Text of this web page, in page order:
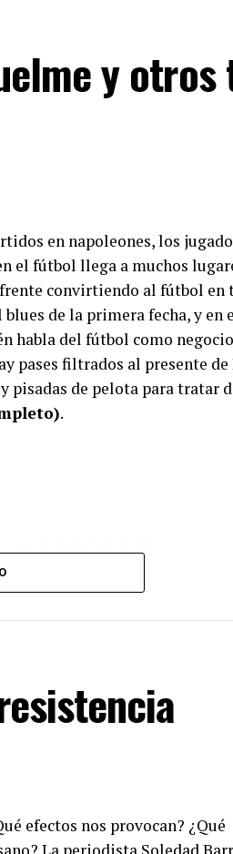
y otros
en napoleones, los
el fútbol llega a muchos
convirtiendo al fútbol en
de la primera fecha, y en
habla del fútbol como
pases filtrados al presente de
pisadas de pelota para tratar
.
de Decí MU
efectos nos provocan? ¿Qué